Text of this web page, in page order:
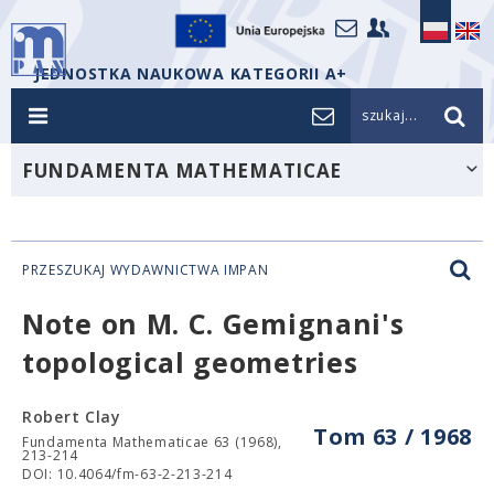
JEDNOSTKA NAUKOWA KATEGORII A+
szukaj...
FUNDAMENTA MATHEMATICAE
PRZESZUKAJ WYDAWNICTWA IMPAN
Note on M. C. Gemignani's
topological geometries
Tom 63 / 1968
Robert Clay
Fundamenta Mathematicae 63 (1968),
213-214
DOI: 10.4064/fm-63-2-213-214